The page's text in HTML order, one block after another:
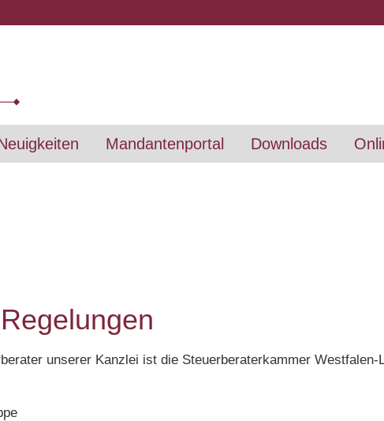
Mandantenportal Downloads
unserer Kanzlei ist die Steuerberaterkammer Westfalen-